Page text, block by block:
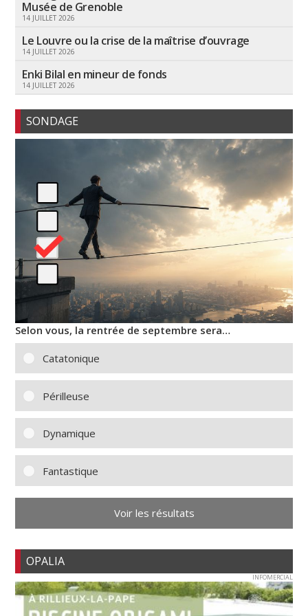
Musée de Grenoble
14 JUILLET 2026
Le Louvre ou la crise de la maîtrise d’ouvrage
14 JUILLET 2026
Enki Bilal en mineur de fonds
14 JUILLET 2026
SONDAGE
Selon vous, la rentrée de septembre sera…
Catatonique
Périlleuse
Dynamique
Fantastique
Voir les résultats
OPALIA
INFOMERCIAL